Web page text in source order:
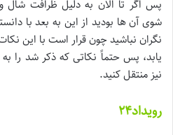
پس اگر تا الان به دلیل ظرافت
شوی آن ها بودید از این به بعد با
نگران نباشید چون قرار است با این
یابد، پس حتماً نکاتی که ذکر شد را به
نیز منتقل کنید.
رویداد۲۴